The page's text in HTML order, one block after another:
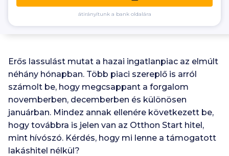
átirányítunk a bank oldalára
Erős lassulást mutat a hazai ingatlanpiac az elmúlt
néhány hónapban. Több piaci szereplő is arról
számolt be, hogy megcsappant a forgalom
novemberben, decemberben és különösen
januárban. Mindez annak ellenére következett be,
hogy továbbra is jelen van az Otthon Start hitel,
mint hívószó. Kérdés, hogy mi lenne a támogatott
lakáshitel nélkül?